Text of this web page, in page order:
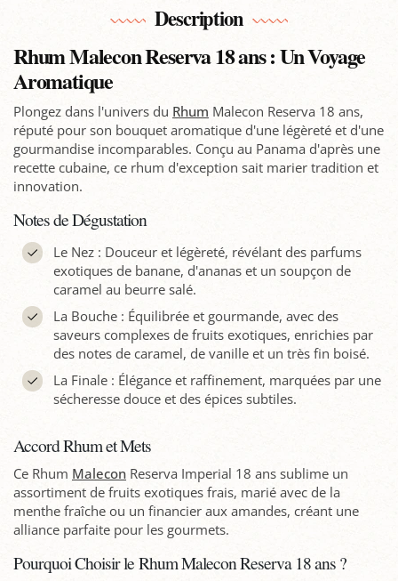
Description
Rhum Malecon Reserva 18 ans : Un Voyage
Aromatique
Plongez dans l'univers du Rhum Malecon Reserva 18 ans,
réputé pour son bouquet aromatique d'une légèreté et d'une
gourmandise incomparables. Conçu au Panama d'après une
recette cubaine, ce rhum d'exception sait marier tradition et
innovation.
Notes de Dégustation
Le Nez : Douceur et légèreté, révélant des parfums
exotiques de banane, d'ananas et un soupçon de
caramel au beurre salé.
La Bouche : Équilibrée et gourmande, avec des
saveurs complexes de fruits exotiques, enrichies par
des notes de caramel, de vanille et un très fin boisé.
La Finale : Élégance et raffinement, marquées par une
sécheresse douce et des épices subtiles.
Accord Rhum et Mets
Ce Rhum Malecon Reserva Imperial 18 ans sublime un
assortiment de fruits exotiques frais, marié avec de la
menthe fraîche ou un financier aux amandes, créant une
alliance parfaite pour les gourmets.
Pourquoi Choisir le Rhum Malecon Reserva 18 ans ?